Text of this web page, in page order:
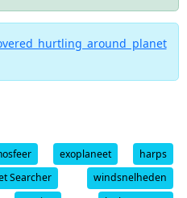
hurtling around planet
exoplaneet
harps
Searcher
windsnelheden